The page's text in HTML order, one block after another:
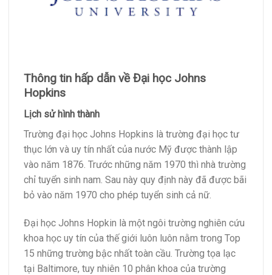
Thông tin hấp dẫn về Đại học Johns
Hopkins
Lịch sử hình thành
Trường đại học Johns Hopkins là trường đại học tư
thục lớn và uy tín nhất của nước Mỹ được thành lập
vào năm 1876. Trước những năm 1970 thì nhà trường
chỉ tuyển sinh nam. Sau này quy định này đã được bãi
bỏ vào năm 1970 cho phép tuyển sinh cả nữ.
Đại học Johns Hopkin là một ngôi trường nghiên cứu
khoa học uy tín của thế giới luôn luôn nằm trong Top
15 những trường bậc nhất toàn cầu. Trường tọa lạc
tại Baltimore, tuy nhiên 10 phân khoa của trường